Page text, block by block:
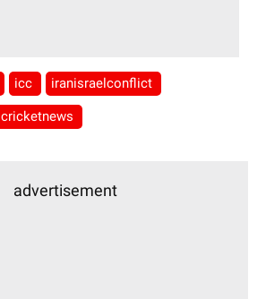
icc iranisraelconflict
cricketnews
advertisement